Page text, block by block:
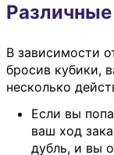
В зависимости
бросив кубики,
несколько
Если вы
ваш ход
дубль, и вы